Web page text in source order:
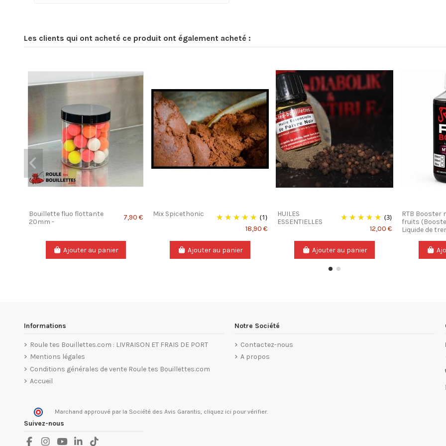
Les clients qui ont acheté ce produit ont également acheté :
Bouillette fluo flottante
20mm -
7,90 €
Ajouter au panier
Mix Spicethonic (1)
18,90 €
Ajouter au panier
HUILES
ESSENTIELLES
(3)
12,00 €
Ajouter au panier
RTB Booster
fruits
Liquide de
Informations
Roule tes Bouillettes.com : LIVRAISON ET FRAIS DE PORT
Mentions légales
Conditions générales de vente Roule tes Bouillettes.com
Accueil
Notre Société
Contactez-nous
A propos
Marchand approuvé par la Société des Avis Garantis, cliquez ici pour vérifier.
Suivez-nous